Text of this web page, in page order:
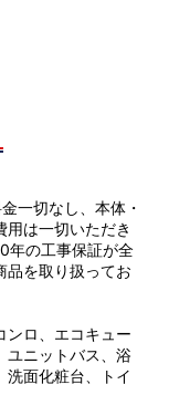
一切なし、本体・
は一切いただき
年の工事保証が全
品を取り扱ってお
ンロ、エコキュー
ユニットバス、浴
洗面化粧台、トイ